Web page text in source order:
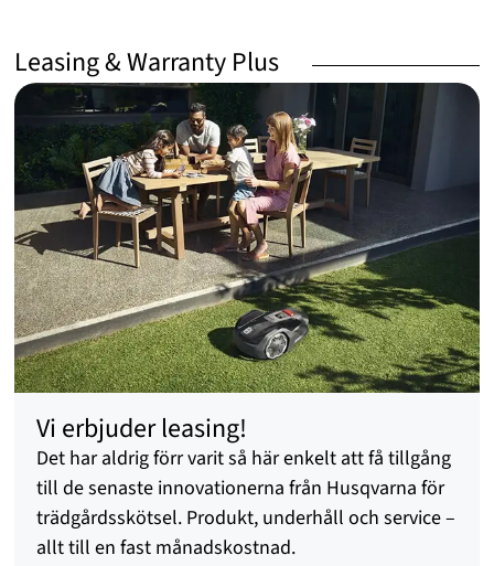
Leasing & Warranty Plus
Vi erbjuder leasing!
Det har aldrig förr varit så här enkelt att få tillgång
till de senaste innovationerna från Husqvarna för
trädgårdsskötsel. Produkt, underhåll och service –
allt till en fast månadskostnad.